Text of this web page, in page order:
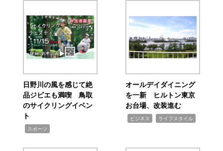
日野川の風を感じて絶
品ジビエも満喫 鳥取
のサイクリングイベン
ト
スポーツ
オールデイダイニング
を一新 ヒルトン東京
お台場、改装進む
ビジネス ライフスタイル